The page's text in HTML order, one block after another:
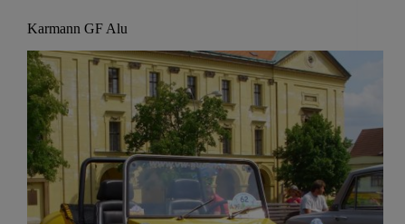
Karmann GF Alu